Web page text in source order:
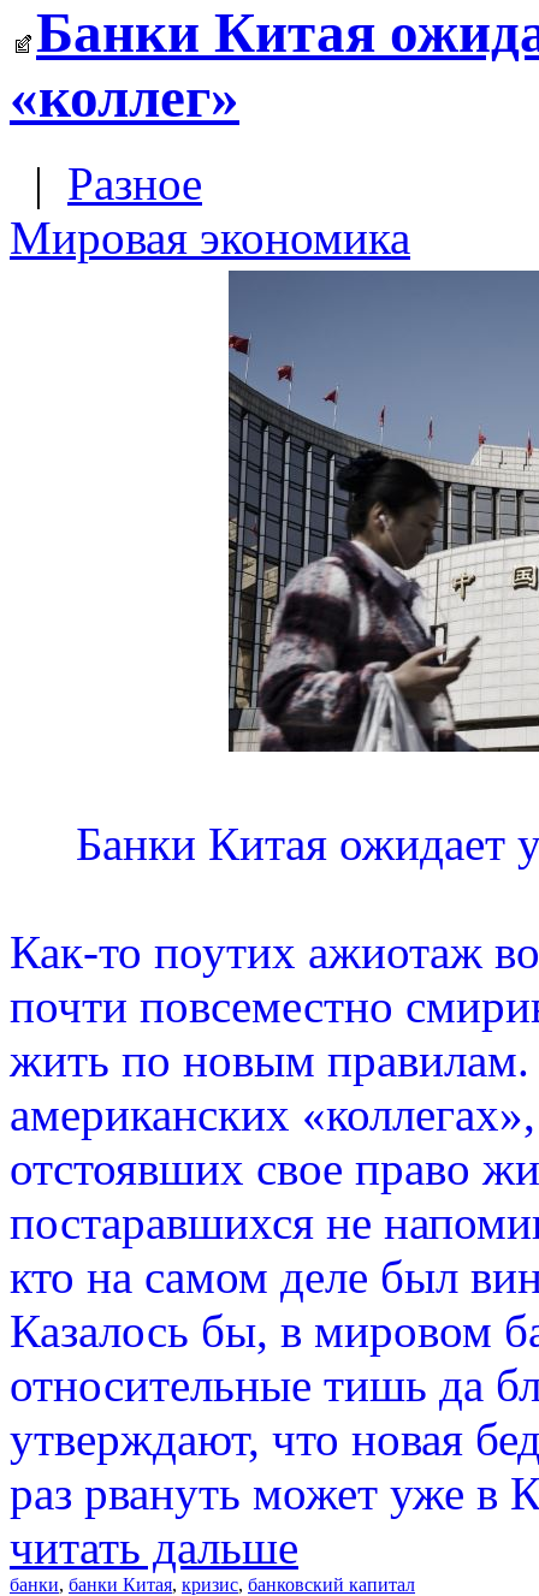
Банки Китая
«коллег»
| Разное
Мировая экономика
Банки Китая ожидает
Как-то поутих ажиотаж
почти повсеместно
жить по новым
американских
отстоявших свое право
постаравшихся не
кто на самом деле был
Казалось бы, в мировом
относительные тишь да
утверждают, что новая
раз рвануть может уже в
читать дальше
банки, банки Китая, кризис, банковский капитал